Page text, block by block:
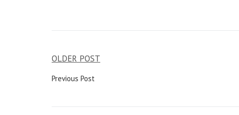
OLDER POST
Previous Post